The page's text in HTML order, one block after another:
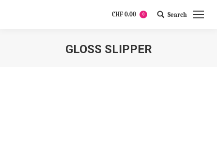
CHF 0.00 0 Search:
Search
GLOSS SLIPPER